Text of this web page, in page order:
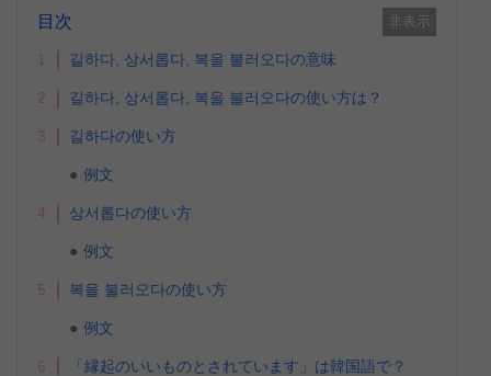
目次 非表示
1 길하다, 상서롭다, 복을 불러오다の意味
2 길하다, 상서롭다, 복을 불러오다の使い方は？
3 길하다の使い方
例文
4 상서롭다の使い方
例文
5 복을 불러오다の使い方
例文
6 「縁起のいいものとされています」は韓国語で？